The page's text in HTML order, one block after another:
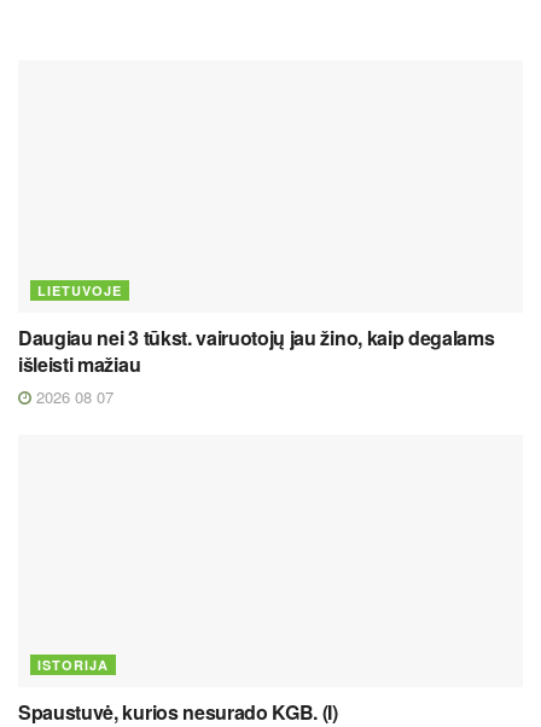
LIETUVOJE
Daugiau nei 3 tūkst. vairuotojų jau žino, kaip degalams
išleisti mažiau
2026 08 07
ISTORIJA
Spaustuvė, kurios nesurado KGB. (I)